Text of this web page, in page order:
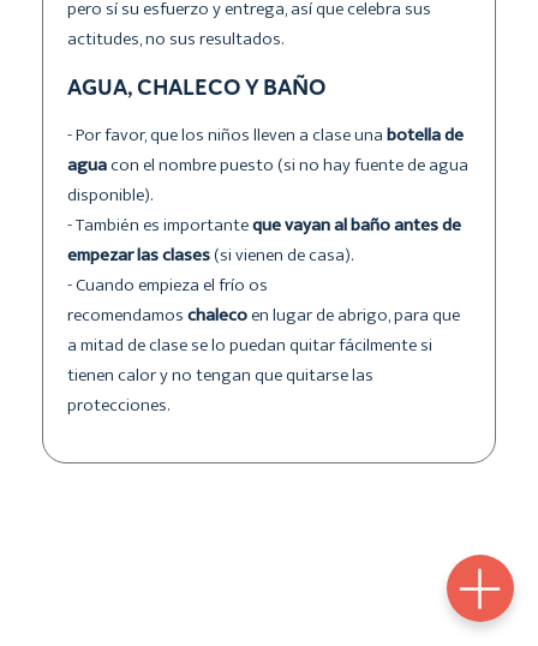
pero sí su esfuerzo y entrega, así que celebra sus
actitudes, no sus resultados.
AGUA, CHALECO Y BAÑO
- Por favor, que los niños lleven a clase unabotella de
aguacon el nombre puesto (si no hay fuente de agua
disponible).
- También es importanteque vayan al baño antes de
empezar las clases(si vienen de casa).
- Cuando empieza el frío os
recomendamoschalecoen lugar de abrigo, para que
a mitad de clase se lo puedan quitar fácilmente si
tienen calor y no tengan que quitarse las
protecciones.